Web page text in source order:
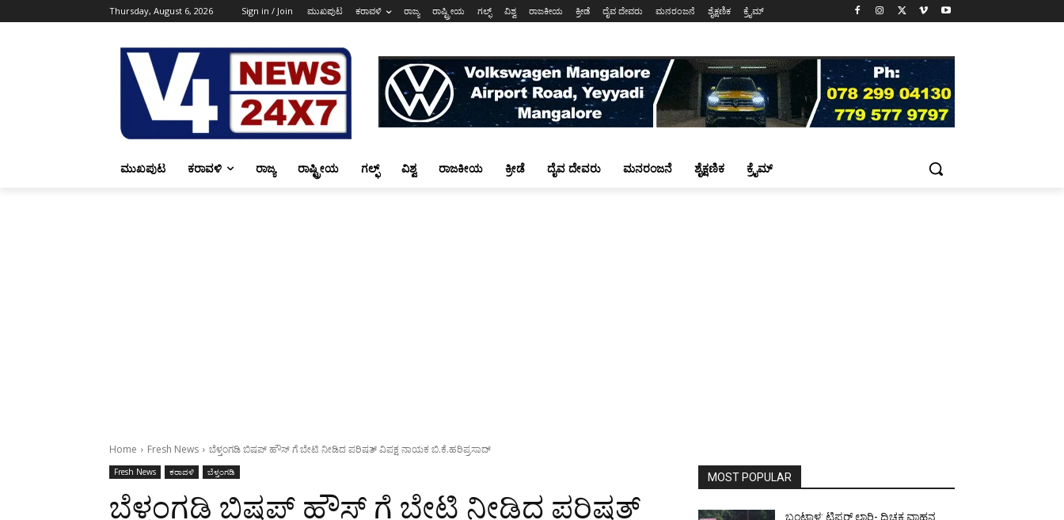
Thursday, August 6, 2026 Sign in / Join ಮುಖಪುಟ ಕರಾವಳಿ ರಾಜ್ಯ ರಾಷ್ಟ್ರೀಯ ಗಲ್ಫ್ ವಿಶ್ವ ರಾಜಕೀಯ ಕ್ರೀಡೆ ದೈವ ದೇವರು ಮನರಂಜನೆ ಶೈಕ್ಷಣಿಕ ಕ್ರೈಮ್
ಮುಖಪುಟ ಕರಾವಳಿ ರಾಜ್ಯ ರಾಷ್ಟ್ರೀಯ ಗಲ್ಫ್ ವಿಶ್ವ ರಾಜಕೀಯ ಕ್ರೀಡೆ ದೈವ ದೇವರು ಮನರಂಜನೆ ಶೈಕ್ಷಣಿಕ ಕ್ರೈಮ್
Home Fresh News ಬೆಳ್ತಂಗಡಿ ಬಿಷಪ್ ಹೌಸ್ ಗೆ ಬೇಟಿ ನೀಡಿದ ಪರಿಷತ್ ವಿಪಕ್ಷ ನಾಯಕ ಬಿ.ಕೆ.ಹರಿಪ್ರಸಾದ್
Fresh News ಕರಾವಳಿ ಬೆಳ್ತಂಗಡಿ
ಬೆಳ್ತಂಗಡಿ ಬಿಷಪ್ ಹೌಸ್ ಗೆ ಬೇಟಿ ನೀಡಿದ ಪರಿಷತ್
MOST POPULAR
ಬಂಟ್ವಾಳ: ಟಿಪ್ಪರ್ ಲಾರಿ- ದ್ವಿಚಕ್ರ ವಾಹನ